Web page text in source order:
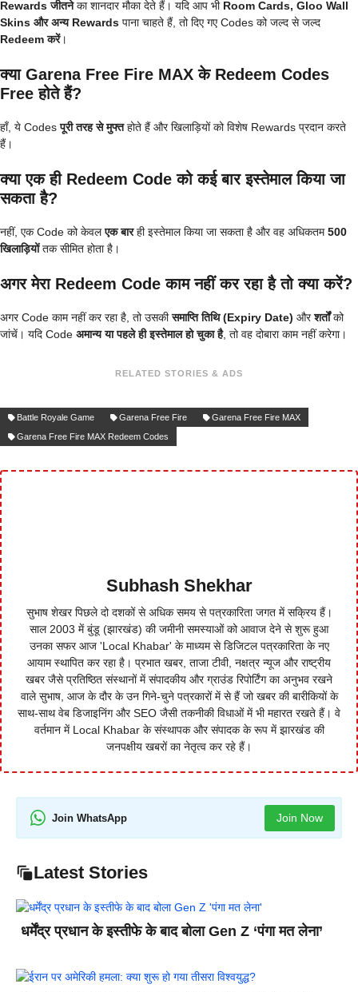
Rewards जीतनेका शानदार मौका देते हैं। यदि आप भी Room Cards, Gloo Wall
Skins और अन्य Rewards पाना चाहते हैं, तो दिए गए Codes को जल्द से जल्द
Redeem करें।
क्या Garena Free Fire MAX के Redeem Codes
Free होते हैं?
हाँ, ये Codesपूरी तरह से मुफ्तहोते हैं और खिलाड़ियों को विशेष Rewards प्रदान करते
हैं।
क्या एक ही Redeem Code को कई बार इस्तेमाल किया जा
सकता है?
नहीं, एक Code को केवलएक बारही इस्तेमाल किया जा सकता है और वह अधिकतम500
खिलाड़ियोंतक सीमित होता है।
अगर मेरा Redeem Code काम नहीं कर रहा है तो क्या करें?
अगर Code काम नहीं कर रहा है, तो उसकीसमाप्ति तिथि (Expiry Date) औरशर्तोंको
जांचें। यदि Code अमान्य या पहले ही इस्तेमाल हो चुका है, तो वह दोबारा काम नहीं करेगा।
RELATED STORIES & ADS
Battle Royale Game Garena Free Fire
Garena Free Fire MAX
Garena Free Fire MAX Redeem Codes
Subhash Shekhar
सुभाष शेखर पिछले दो दशकों से अधिक समय से पत्रकारिता जगत में सक्रिय हैं।
साल 2003 में बुंडू (झारखंड) की जमीनी समस्याओं को आवाज देने से शुरू हुआ
उनका सफर आज 'Local Khabar' के माध्यम से डिजिटल पत्रकारिता के नए
आयाम स्थापित कर रहा है। प्रभात खबर, ताजा टीवी, नक्षत्र न्यूज और राष्ट्रीय
खबर जैसे प्रतिष्ठित संस्थानों में संपादकीय और ग्राउंड रिपोर्टिंग का अनुभव रखने
वाले सुभाष, आज के दौर के उन गिने-चुने पत्रकारों में से हैं जो खबर की बारीकियों के
साथ-साथ वेब डिजाइनिंग और SEO जैसी तकनीकी विधाओं में भी महारत रखते हैं। वे
वर्तमान में Local Khabar के संस्थापक और संपादक के रूप में झारखंड की
जनपक्षीय खबरों का नेतृत्व कर रहे हैं।
Join WhatsApp Join Now
Latest Stories
धर्मेंद्र प्रधान के इस्तीफे के बाद बोला Gen Z ‘पंगा मत लेना’